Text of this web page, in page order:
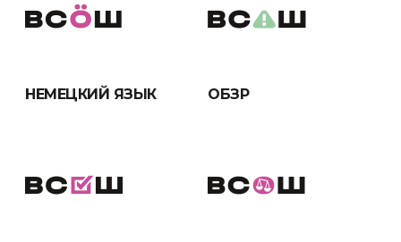
НЕМЕЦКИЙ ЯЗЫК ОБЗР